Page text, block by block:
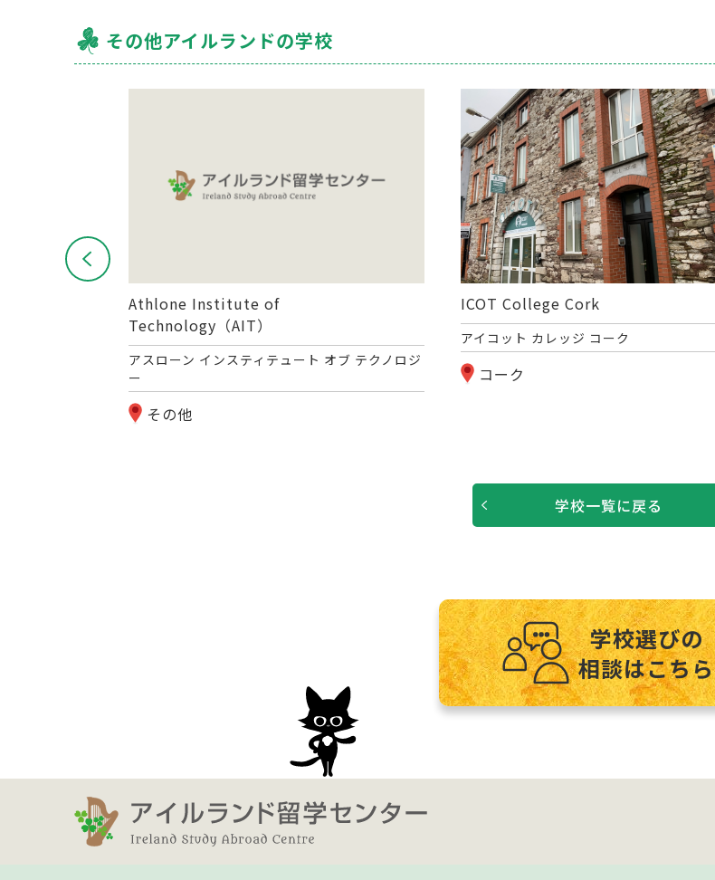
その他アイルランドの学校
Athlone Institute of
Technology（AIT）
アスローン インスティテュート オブ テクノロジ
ー
その他
ICOT College Cork
アイコット カレッジ コーク
コーク
学校一覧に戻る
学校選びの
相談はこちら